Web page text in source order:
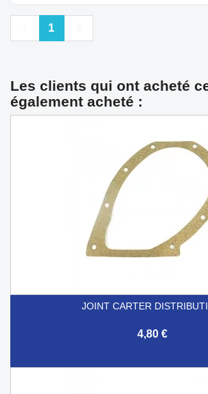
Précédent
1
Les clients qui ont acheté
également acheté :
JOINT CARTER
4,80 €